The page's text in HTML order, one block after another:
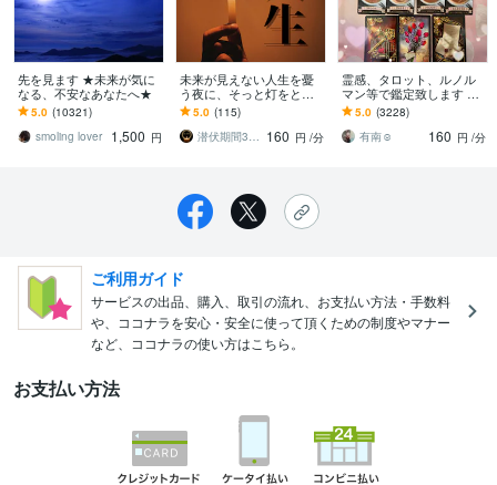
先を見ます ★未来が気に
なる、不安なあなたへ★
5.0 (10321)
smoling lover
1,500 円
未来が見えない人生を憂
う夜に、そっと灯をとも
します 霊視＆占術で人生
地図を明るく照らす。よ
り良い人生行路の歩き方
5.0 (115)
潜伏期間30年の霊視・占術鑑定 ひのわ 160 円 /分
霊感、タロット、ルノル
マン等で鑑定致します グ
ランタブロー♡恋愛、お
仕事などお悩みの方へ
5.0 (3228)
有南☺︎
160 円 /分
ご利用ガイド
サービスの出品、購入、取引の流れ、お支払い方法・手数料
や、ココナラを安心・安全に使って頂くための制度やマナー
など、ココナラの使い方はこちら。
お支払い方法